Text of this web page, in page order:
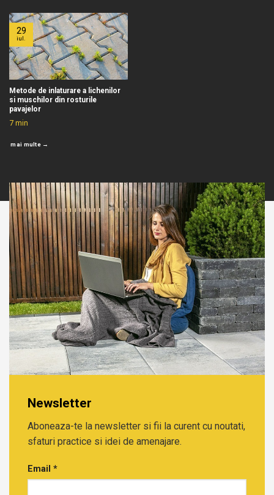
Metode de inlaturare a lichenilor
si muschilor din rosturile
pavajelor
7min
mai multe →
29
iul.
Newsletter
Aboneaza-te la newsletter si fii la curent cu noutati,
sfaturi practice si idei de amenajare.
Email *